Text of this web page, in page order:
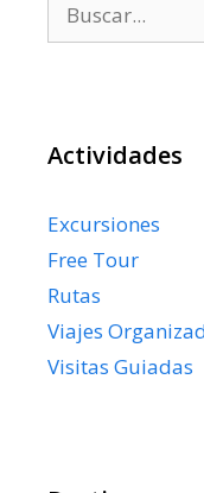
Actividades
Excursiones
Free Tour
Rutas
Viajes
Visitas Guiadas